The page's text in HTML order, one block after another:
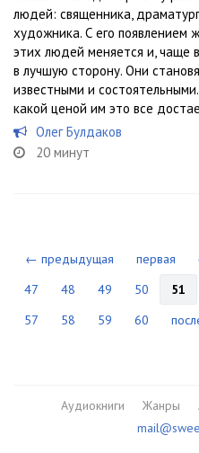
людей: священника,
художника. С его появлением
этих людей меняется и, чаще
в лучшую сторону. Они
известными и
какой ценой им это все
Олег Булдаков
20 минут
← предыдущая первая
47
48 49 50 51
57
58 59 60
Аудиокниги Жанры